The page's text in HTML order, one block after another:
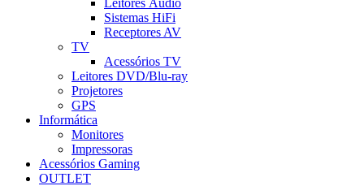
Leitores Áudio
Sistemas HiFi
Receptores AV
TV
Acessórios TV
Leitores DVD/Blu-ray
Projetores
GPS
Informática
Monitores
Impressoras
Acessórios Gaming
OUTLET